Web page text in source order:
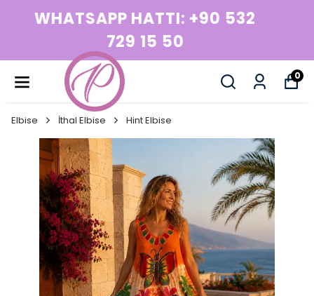
WHATSAPP HATTI: +90 532
729 15 50
0
Elbise İthal Elbise Hint Elbise